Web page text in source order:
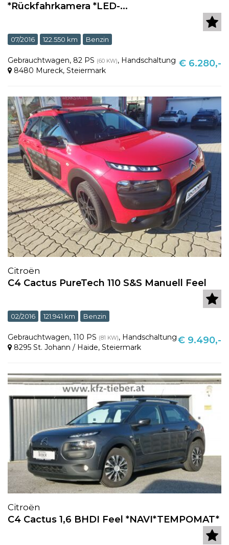
*Rückfahrkamera *LED-...
07/2016 122.550 km Benzin
Gebrauchtwagen, 82 PS (60 KW), Handschaltung
8480 Mureck, Steiermark
€ 6.280,-
Citroën
C4 Cactus PureTech 110 S&S Manuell Feel
02/2016 121.941 km Benzin
Gebrauchtwagen, 110 PS (81 KW), Handschaltung
8295 St. Johann / Haide, Steiermark
€ 9.490,-
Citroën
C4 Cactus 1,6 BHDI Feel *NAVI*TEMPOMAT*